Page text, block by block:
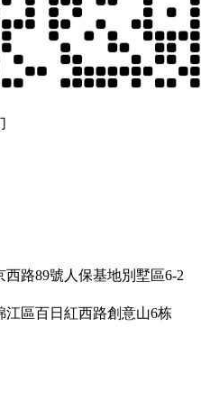
路89號人保基地別墅區6-2
區百日紅西路創意山6栋